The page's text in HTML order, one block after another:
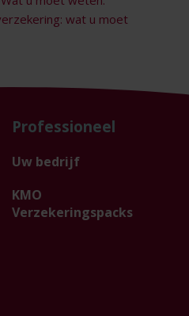
wat u moet
Professioneel
Uw bedrijf
KMO
Verzekeringspacks